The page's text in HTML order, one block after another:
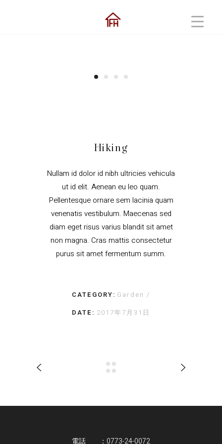
Hiking
Nullam id dolor id nibh ultricies vehicula
ut id elit. Aenean eu leo quam.
Pellentesque ornare sem lacinia quam
venenatis vestibulum. Maecenas sed
diam eget risus varius blandit sit amet
non magna. Cras mattis consectetur
purus sit amet fermentum summ.
CATEGORY: Garden
DATE: 2017年7月31日
電話 ：0773-24-0072